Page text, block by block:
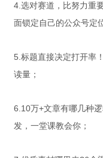
4.选对赛道，比努力重
面锁定自己的公众号定
5.标题直接决定打开率
读量；
6.10万+文章有哪几种
发，一堂课教会你；